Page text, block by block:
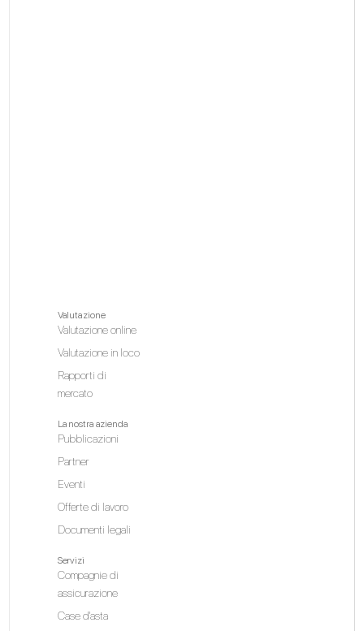
Valutazione
Valutazione online
Valutazione in loco
Rapporti di
mercato
La nostra azienda
Pubblicazioni
Partner
Eventi
Offerte di lavoro
Documenti legali
Servizi
Compagnie di
assicurazione
Case d'asta